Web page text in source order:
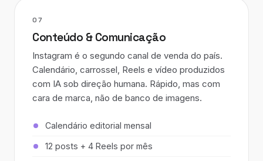
07
Conteúdo & Comunicação
Instagram é o segundo canal de venda do país.
Calendário, carrossel, Reels e vídeo produzidos
com IA sob direção humana. Rápido, mas com
cara de marca, não de banco de imagens.
Calendário editorial mensal
12 posts + 4 Reels por mês